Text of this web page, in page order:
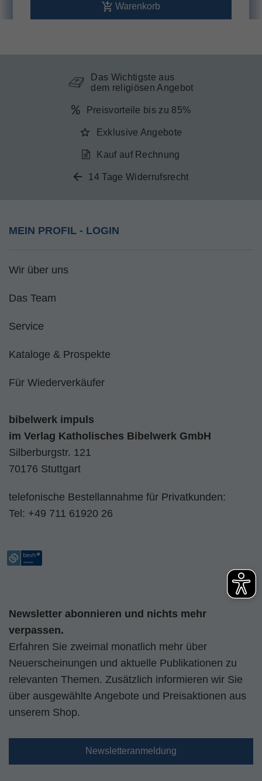
Warenkorb
Das Wichtigste aus
dem religiösen Angebot
Preisvorteile bis zu 85%
Exklusive Angebote
Kauf auf Rechnung
14 Tage Widerrufsrecht
MEIN PROFIL - LOGIN
Wir über uns
Das Team
Service
Kataloge & Prospekte
Für Wiederverkäufer
bibelwerk impuls
im Verlag Katholisches Bibelwerk GmbH
Silberburgstr. 121
70176 Stuttgart
telefonische Bestellannahme für Privatkunden:
Tel: +49 711 61920 26
Newsletter abonnieren und nichts mehr
verpassen.
Erfahren Sie zweimal monatlich mehr über
Neuerscheinungen und aktuelle Publikationen zu
relevanten Themen. Zusätzlich informieren wir Sie
über ausgewählte Angebote und Preisaktionen aus
unserem Shop.
Newsletteranmeldung